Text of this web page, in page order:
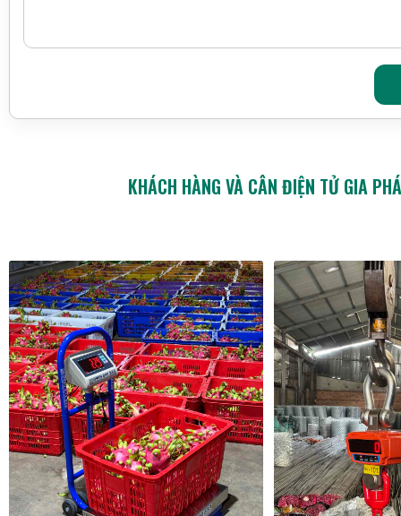
KHÁCH HÀNG VÀ CÂN ĐIỆN TỬ GIA